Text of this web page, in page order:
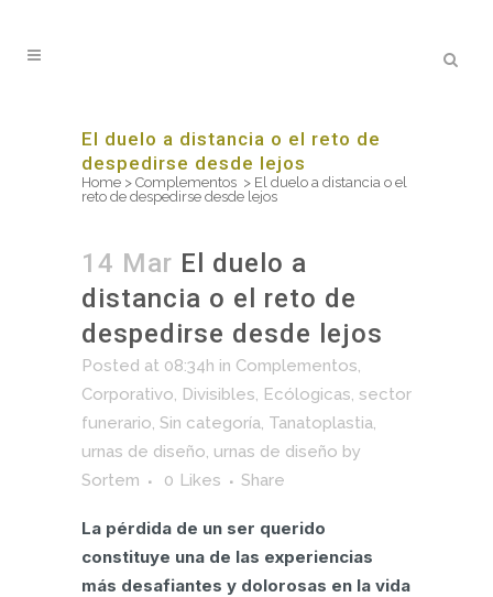
El duelo a distancia o el reto de
despedirse desde lejos
Home > Complementos > El duelo a distancia o el
reto de despedirse desde lejos
14 Mar El duelo a
distancia o el reto de
despedirse desde lejos
Posted at 08:34h in Complementos,
Corporativo, Divisibles, Ecólogicas, sector
funerario, Sin categoría, Tanatoplastia,
urnas de diseño, urnas de diseño by
Sortem
0 Likes Share
La pérdida de un ser querido
constituye una de las experiencias
más desafiantes y dolorosas en la vida